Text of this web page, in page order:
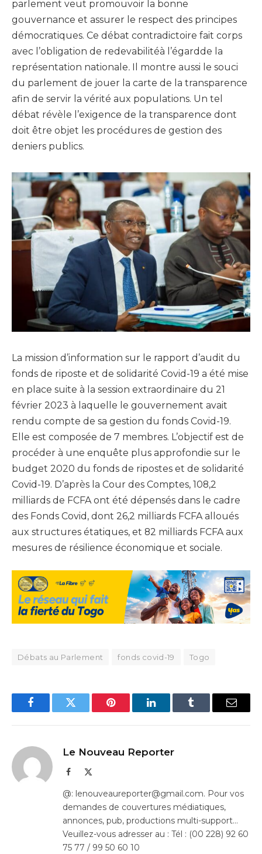
parlement veut promouvoir la bonne
gouvernance et assurer le respect des principes
démocratiques. Ce débat contradictoire fait corps
avec l’obligation de redevabilitéà l’égardde la
représentation nationale.
Il montre aussi le souci
du parlement de jouer la carte de la transparence
afin de servir la vérité aux populations. Un tel
débat révèle l’exigence de la transparence dont
doit être objet les procédures de gestion des
deniers publics.
La mission d’information sur le rapport d’audit du
fonds de riposte et de solidarité Covid-19 a été mise
en place suite à la session extraordinaire du 21
février 2023 à laquelle le gouvernement avait
rendu compte de sa gestion du fonds Covid-19.
Elle est composée de 7 membres. L’objectif est de
procéder à une enquête plus approfondie sur le
budget 2020 du fonds de ripostes et de solidarité
Covid-19. D’après la Cour des Comptes, 108,2
milliards de FCFA ont été dépensés dans le cadre
des Fonds Covid, dont 26,2 milliards FCFA alloués
aux structures étatiques, et 82 milliards FCFA aux
mesures de résilience économique et sociale.
Débats au Parlement fonds covid-19 Togo
FacebookTwitter Pinterest LinkedInTumblr Email
Le Nouveau Reporter
Facebook
@: lenouveaureporter@gmail.com. Pour vos
demandes de couvertures médiatiques,
annonces, pub, productions multi-support…
Veuillez-vous adresser au : Tél : (00 228) 92 60
75 77 / 99 50 60 10